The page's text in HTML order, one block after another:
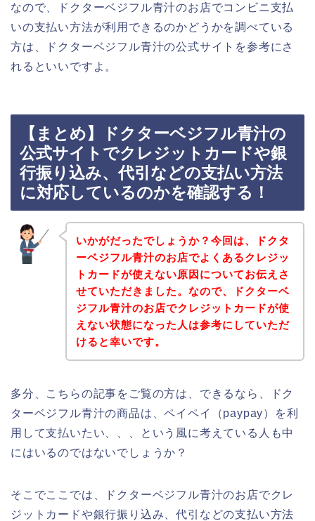
なので、ドクターベジフル青汁のお店でコンビニ支払
いの支払い方法が利用できるのかどうかを調べている
方は、ドクターベジフル青汁の公式サイトを参考にさ
れるといいですよ。
【まとめ】ドクターベジフル青汁の
公式サイトでクレジットカードや銀
行振り込み、代引などの支払い方法
に対応しているのかを確認する！
いかがだったでしょうか？今回は、ドクタ
ーベジフル青汁のお店でよくあるクレジッ
トカードが使えない原因についてお伝えさ
せていただきました。なので、ドクターベ
ジフル青汁のお店でクレジットカードが使
えない状態になった人は参考にしていただ
けると幸いです。
多分、こちらの記事をご覧の方は、できるなら、ドク
ターベジフル青汁の商品は、ペイペイ（paypay）を利
用して支払いたい、、、という風に考えている人も中
にはいるのではないでしょうか？
そこでここでは、ドクターベジフル青汁のお店でクレ
ジットカードや銀行振り込み、代引などの支払い方法